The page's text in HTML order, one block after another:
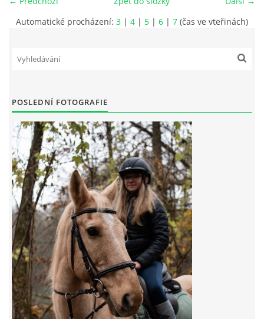
NÁHRADNÍ TERMÍN BRIGÁDY PRO TY KTEŘÍ SE
NEDOSTAVILI NA PODZIMNÍ BRIGÁDU
JARNÍ BRIGÁDA 20.5.2023
DNE 17.11.2023 KROUŽEK JEZDECTVÍ NENÍ
DĚKUJEME MĚSTU RYCHVALD ZA DOTACI V ROCE 2023
NABÍZÍME BRIGÁDU U NÁS VE STÁJI. PRO BLIŽŠÍ INFO
VOLEJTE 604265192
DĚKUJEME ZA PODPORU ČESKÉ UNIÍ SPORTU
JARNÍ BRIGÁDA 20.4 2024
Automatické procházení: 3 | 4 | 5 | 6 | 7 (čas ve vteřinách)
POSLEDNÍ FOTOGRAFIE